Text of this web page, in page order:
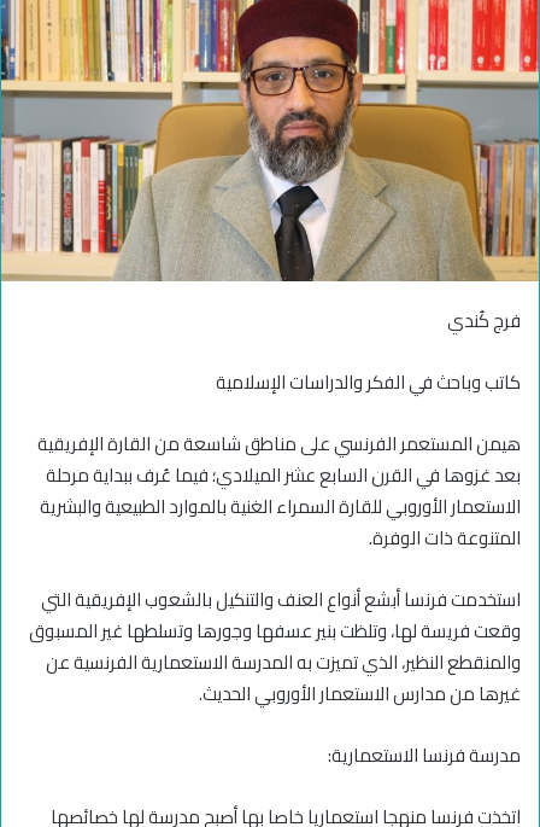
فرج كُندي
كاتب وباحث في الفكر والدراسات الإسلامية
هيمن المستعمر الفرنسي على مناطق شاسعة من القارة الإفريقية
بعد غزوها في القرن السابع عشر الميلادي؛ فيما عُرف ببداية مرحلة
الاستعمار الأوروبي للقارة السمراء الغنية بالموارد الطبيعية والبشرية
المتنوعة ذات الوفرة.
استخدمت فرنسا أبشع أنواع العنف والتنكيل بالشعوب الإفريقية التي
وقعت فريسة لها، وتلظت بنير عسفها وجورها وتسلطها غير المسبوق
والمنقطع النظير، الذي تميزت به المدرسة الاستعمارية الفرنسية عن
غيرها من مدارس الاستعمار الأوروبي الحديث.
مدرسة فرنسا الاستعمارية:
اتخذت فرنسا منهجا استعماريا خاصا بها أصبح مدرسة لها خصائصها